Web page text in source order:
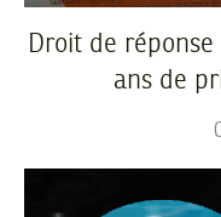
Droit de
ans de